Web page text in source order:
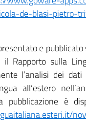
de-blasi-pietro-
e
il Rapporto sulla
l’analisi dei
all’estero
pubblicazione è